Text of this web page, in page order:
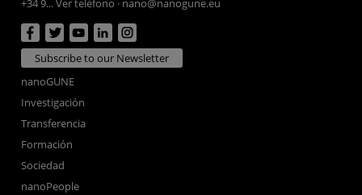
+34 9... Ver teléfono · nano@nanogune.eu
Subscribe to our Newsletter
nanoGUNE
Investigación
Transferencia
Formación
Sociedad
nanoPeople